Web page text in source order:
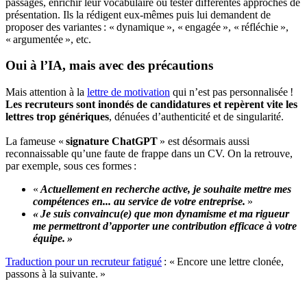
présentation. Ils la rédigent eux-mêmes puis lui demandent de
proposer des variantes : « dynamique », « engagée », « réfléchie »,
« argumentée », etc.
Oui à l’IA, mais avec des précautions
Mais attention à la lettre de motivation qui n’est pas personnalisée !
Les recruteurs sont inondés de candidatures et repèrent vite les
lettres trop génériques, dénuées d’authenticité et de singularité.
La fameuse « signature ChatGPT » est désormais aussi
reconnaissable qu’une faute de frappe dans un CV. On la retrouve,
par exemple, sous ces formes :
« Actuellement en recherche active, je souhaite mettre mes
compétences en... au service de votre entreprise. »
« Je suis convaincu(e) que mon dynamisme et ma rigueur
me permettront d’apporter une contribution efficace à votre
équipe. »
Traduction pour un recruteur fatigué : « Encore une lettre clonée,
passons à la suivante. »